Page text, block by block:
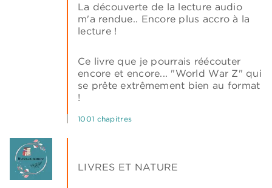
La découverte de la lecture audio
m'a rendue.. Encore plus accro à la
lecture !
Ce livre que je pourrais réécouter
encore et encore... "World War Z" qui
se prête extrêmement bien au format
!
1001 chapitres
LIVRES ET NATURE